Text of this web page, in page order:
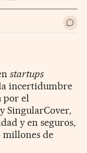
Ir a
startups
incertidumbre
por el
SingularCover,
y en seguros,
millones de